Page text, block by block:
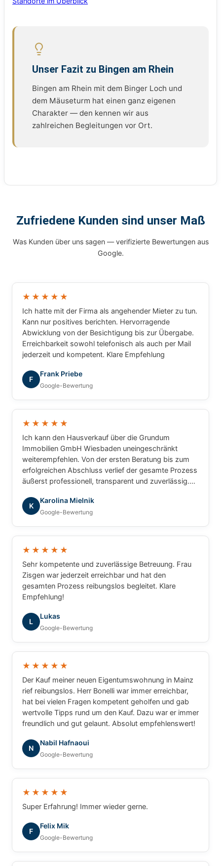
Unser Fazit zu Bingen am Rhein
Bingen am Rhein mit dem Binger Loch und
dem Mäuseturm hat einen ganz eigenen
Charakter — den kennen wir aus
zahlreichen Begleitungen vor Ort.
Zufriedene Kunden sind unser Maß
Was Kunden über uns sagen — verifizierte Bewertungen aus
Google.
★★★★★
Ich hatte mit der Firma als angehender Mieter zu tun.
Kann nur positives berichten. Hervorragende
Abwicklung von der Besichtigung bis zur Übergabe.
Erreichbarkeit sowohl telefonisch als auch per Mail
jederzeit und kompetent. Klare Empfehlung
F
Frank Priebe
Google-Bewertung
★★★★★
Ich kann den Hausverkauf über die Grundum
Immobilien GmbH Wiesbaden uneingeschränkt
weiterempfehlen. Von der ersten Beratung bis zum
erfolgreichen Abschluss verlief der gesamte Prozess
äußerst professionell, transparent und zuverlässig.
hervorragende Betreuung durch Frau Carolin: stets
freundlich, kompetent, engagiert und jederzeit
erreichbar für Fragen. Die Vermarktung wurde
hochwertig und zielgerichtet umgesetzt,
Besichtigungen waren bestens organisiert, und auch
merkt, dass hier viel Erfahrung, Marktkenntnis und
echtes Interesse am Kunden dahintersteckt. Dank
der professionellen Unterstützung fühlte ich mich
während des gesamten Verkaufsprozesses sicher
und bestens aufgehoben. Der Verkauf wurde
schneller als erwartet und zu einem sehr guten Preis
abgeschlossen. Vielen Dank für die ausgezeichnete
Zusammenarbeit — jederzeit gerne wieder!
K
Karolina Mielnik
Google-Bewertung
★★★★★
Sehr kompetente und zuverlässige Betreuung. Frau
Zisgen war jederzeit erreichbar und hat den
gesamten Prozess reibungslos begleitet. Klare
Empfehlung!
L
Lukas
Google-Bewertung
★★★★★
Der Kauf meiner neuen Eigentumswohnung in Mainz
rief reibungslos. Herr Bonelli war immer erreichbar,
hat bei vielen Fragen kompetent geholfen und gab
wertvolle Tipps rund um den Kauf. Dazu war er immer
freundlich und gut gelaunt. Absolut empfehlenswert!
N
Nabil Hafnaoui
Google-Bewertung
★★★★★
Super Erfahrung! Immer wieder gerne.
F
Felix Mik
Google-Bewertung